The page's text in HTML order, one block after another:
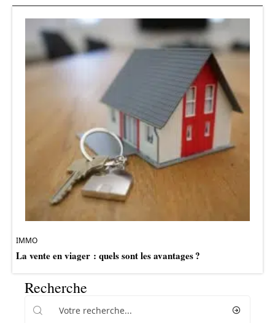
IMMO
La vente en viager : quels sont les avantages ?
Recherche